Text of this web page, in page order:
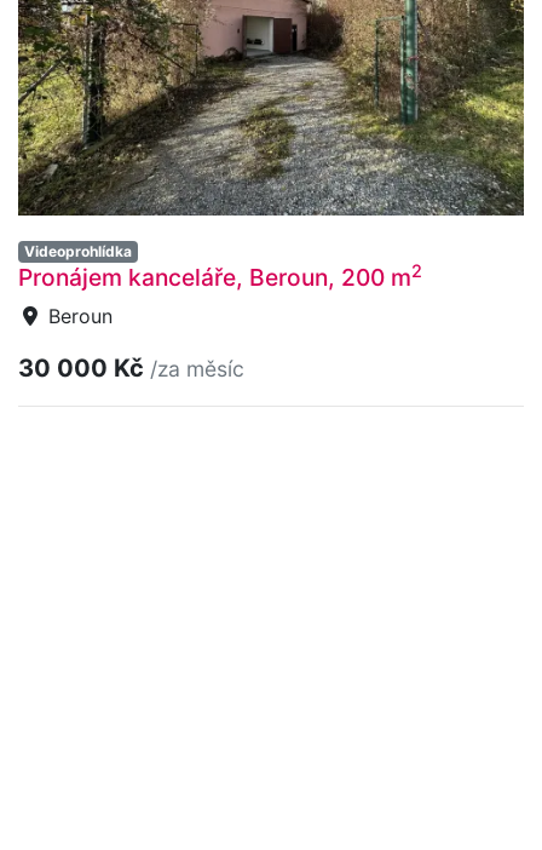
Videoprohlídka
Pronájem kanceláře, Beroun, 200 m2
Beroun
30 000 Kč /za měsíc